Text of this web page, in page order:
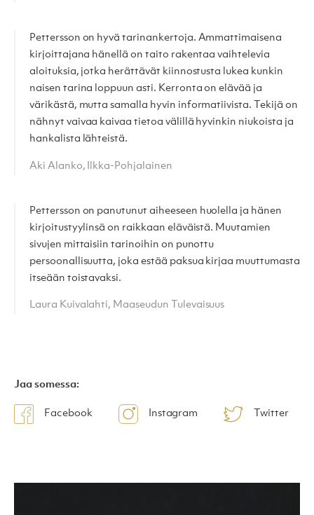
Jaa somessa:
Facebook Instagram Twitter
Pettersson on hyvä tarinankertoja. Ammattimaisena
kirjoittajana hänellä on taito rakentaa vaihtelevia
aloituksia, jotka herättävät kiinnostusta lukea kunkin
naisen tarina loppuun asti. Kerronta on elävää ja
värikästä, mutta samalla hyvin informatiivista. Tekijä on
nähnyt vaivaa kaivaa tietoa välillä hyvinkin niukoista ja
hankalista lähteistä.
Aki Alanko, Ilkka-Pohjalainen
Pettersson on panutunut aiheeseen huolella ja hänen
kirjoitustyylinsä on raikkaan eläväistä. Muutamien
sivujen mittaisiin tarinoihin on punottu
persoonallisuutta, joka estää paksua kirjaa muuttumasta
itseään toistavaksi.
Laura Kuivalahti, Maaseudun Tulevaisuus